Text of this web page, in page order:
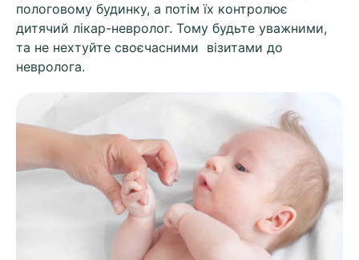
пологовому будинку, а потім їх контролює
дитячий лікар-невролог. Тому будьте уважними,
та не нехтуйте своєчасними візитами до
невролога.